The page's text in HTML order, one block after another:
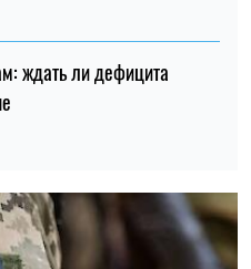
ждать ли дефицита